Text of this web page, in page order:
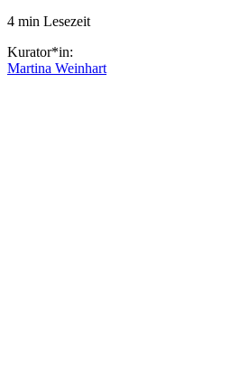
4 min Lesezeit
Kurator*in:
Martina Weinhart